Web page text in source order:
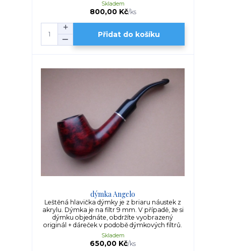
800,00 Kč/ks
Skladem
Přidat do košíku
dýmka Angelo
Leštěná hlavička dýmky je z briaru náustek z
akrylu. Dýmka je na filtr 9 mm. V případě, že si
dýmku objednáte, obdržíte vyobrazený
originál + dáreček v podobě dýmkových filtrů.
650,00 Kč/ks
Skladem